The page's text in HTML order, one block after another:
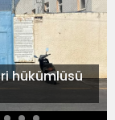
hükümlüsü